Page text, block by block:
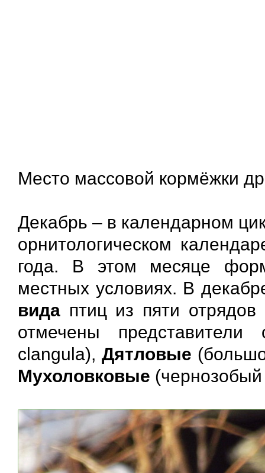
Место массовой кормёжки
Декабрь – в календарном
орнитологическом
года. В этом месяце
местных условиях. В
вида птиц из пяти
отмечены
clangula), Дятловые
Мухоловковые